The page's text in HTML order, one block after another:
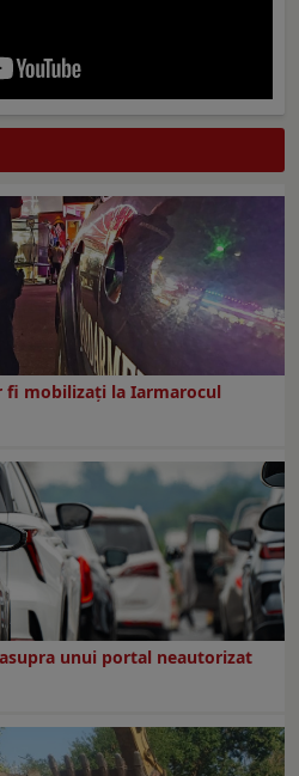
fi mobilizați la Iarmarocul
unui portal neautorizat